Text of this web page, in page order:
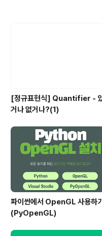
[정규표현식] Quantifier -
거나 없거나?(1)
파이썬에서 OpenGL 사용하기
(PyOpenGL)